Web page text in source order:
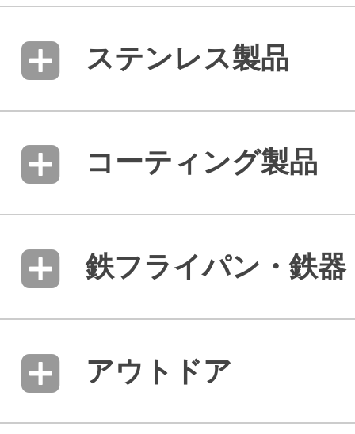
ステンレス製品
コーティング製品
鉄フライパン・鉄器
アウトドア